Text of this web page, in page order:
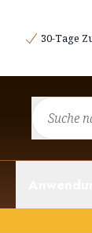
30-Tage
Der
Goldene